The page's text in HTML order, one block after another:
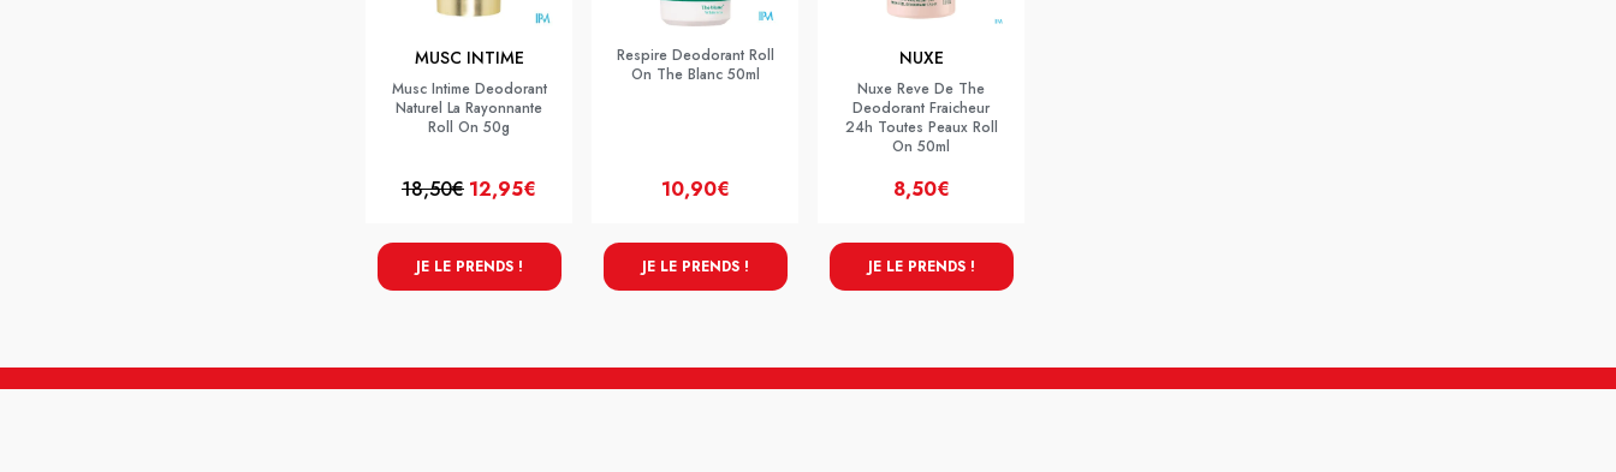
MUSC INTIME
Musc Intime Deodorant
Naturel La Rayonnante
Roll On 50g
18,50€ 12,95€
JE LE PRENDS !
Respire Deodorant Roll
On The Blanc 50ml
10,90€
JE LE PRENDS !
NUXE
Nuxe Reve De The
Deodorant Fraicheur
24h Toutes Peaux Roll
On 50ml
8,50€
JE LE PRENDS !